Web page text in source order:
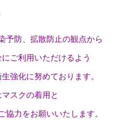
予防、拡散防止の観点から
ご利用いただけるよう
強化に努めております。
スクの着用と
協力をお願いいたします。